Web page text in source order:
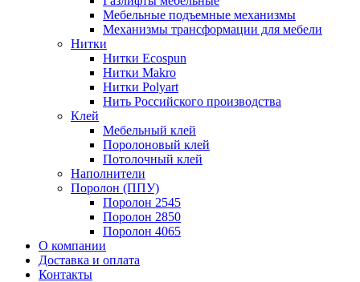
Мебельные подъемные механизмы
Механизмы трансформации для мебели
Нитки
Нитки Ecospun
Нитки Makro
Нитки Polyart
Нить Российского производства
Клей
Мебельный клей
Поролоновый клей
Потолочный клей
Наполнители
Поролон (ППУ)
Поролон 2545
Поролон 2850
Поролон 4065
О компании
Доставка и оплата
Контакты